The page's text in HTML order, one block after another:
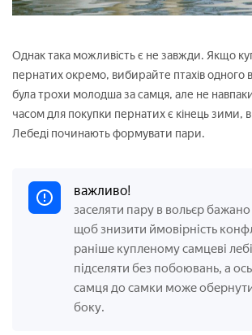
Однак така можливість є не завжди. Якщо
пернатих окремо, вибирайте птахів одного
була трохи молодша за самця, але не
часом для покупки пернатих є кінець зими,
Лебеді починають формувати пари.
важливо!
заселяти пару в вольєр
щоб знизити ймовірність
раніше купленому самцеві
підселяти без побоювань, а
самця до самки може
боку.